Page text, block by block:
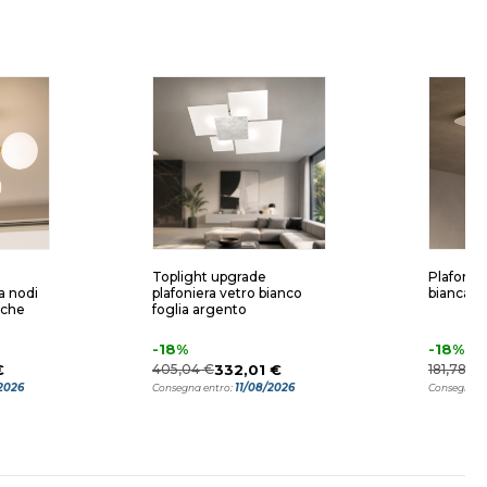
nodi
Toplight upgrade
plafoniera vetro bianco
foglia argento
-18%
405,04 €332,01 €
Consegna entro:11/08/2026
bianca
-18%
181,78 €
Consegna